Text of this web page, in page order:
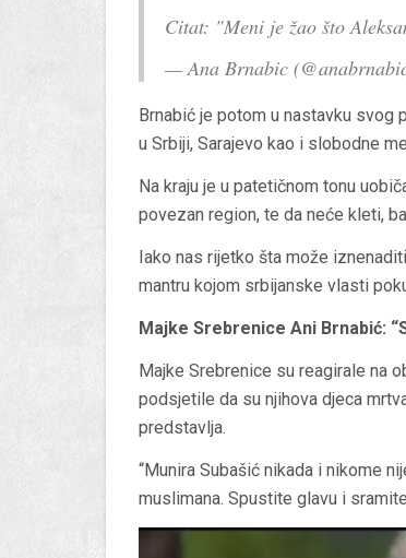
Citat: "Meni je žao što
— Ana Brnabic
Brnabić je potom u nastavku svog
u Srbiji, Sarajevo kao i slobodne
Na kraju je u patetičnom tonu
povezan region, te da neće kleti,
Iako nas rijetko šta može
mantru kojom srbijanske vlasti
Majke Srebrenice Ani Brnabić:
Majke Srebrenice su reagirale na
podsjetile da su njihova djeca
predstavlja.
“Munira Subašić nikada i nikome
muslimana. Spustite glavu i